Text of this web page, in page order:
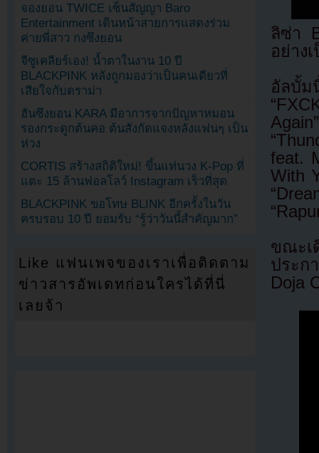
ลิซ่า
อย่าง
อัลบั้ม
feat.
With
ขณะเ
ประก
Doja
จองยอน TWICE เซ็นสัญญา Baro
Entertainment เดินหน้าสายการแสดงร่วม
ค่ายพี่สาว กงซึงยอน
จีซูเคลียร์เอง! น้ำตาในงาน 10 ปี
BLACKPINK หลังถูกมองว่าเป็นคนเดียวที่
เสียใจกับดราม่า
ฮันซึงยอน KARA มีอาการจากปัญหาหมอน
รองกระดูกต้นคอ ต้นสังกัดแจงหลังแฟนๆ เป็น
ห่วง
CORTIS สร้างสถิติใหม่! ขึ้นแท่นวง K-Pop ที่
แตะ 15 ล้านฟอลโลว์ Instagram เร็วที่สุด
BLACKPINK ขอโทษ BLINK อีกครั้งในวัน
ครบรอบ 10 ปี ยอมรับ “รู้ว่าวันนี้สำคัญมาก”
Like แฟนเพจของเราเพื่อติดตาม
ข่าวสารอัพเดทก่อนใครได้ที่นี่
เลยจ้า